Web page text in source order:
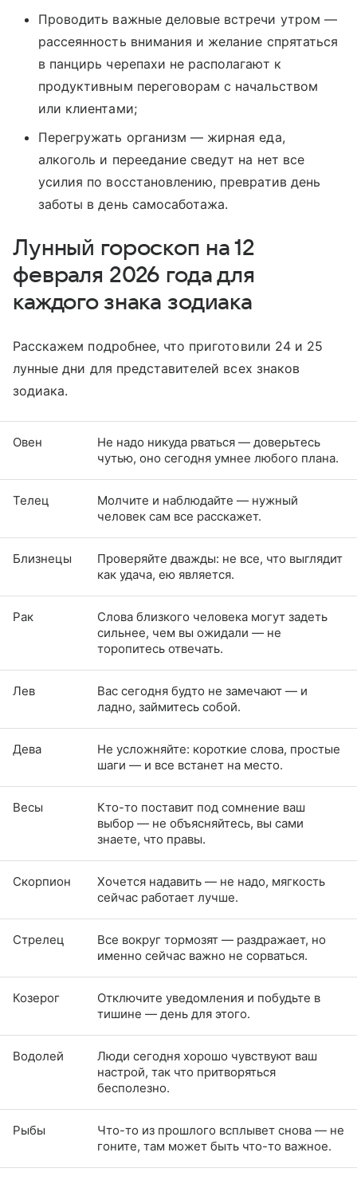
Проводить важные деловые встречи утром —
рассеянность внимания и желание спрятаться
в панцирь черепахи не располагают к
продуктивным переговорам с начальством
или клиентами;
Перегружать организм — жирная еда,
алкоголь и переедание сведут на нет все
усилия по восстановлению, превратив день
заботы в день самосаботажа.
Лунный гороскоп на 12
февраля 2026 года для
каждого знака зодиака
Расскажем подробнее, что приготовили 24 и 25
лунные дни для представителей всех знаков
зодиака.
Овен
Не надо никуда рваться — доверьтесь
чутью, оно сегодня умнее любого плана.
Телец
Молчите и наблюдайте — нужный
человек сам все расскажет.
Близнецы
Проверяйте дважды: не все, что выглядит
как удача, ею является.
Рак
Слова близкого человека могут задеть
сильнее, чем вы ожидали — не
торопитесь отвечать.
Лев
Вас сегодня будто не замечают — и
ладно, займитесь собой.
Дева
Не усложняйте: короткие слова, простые
шаги — и все встанет на место.
Весы
Кто-то поставит под сомнение ваш
выбор — не объясняйтесь, вы сами
знаете, что правы.
Скорпион
Хочется надавить — не надо, мягкость
сейчас работает лучше.
Стрелец
Все вокруг тормозят — раздражает, но
именно сейчас важно не сорваться.
Козерог
Отключите уведомления и побудьте в
тишине — день для этого.
Водолей
Люди сегодня хорошо чувствуют ваш
настрой, так что притворяться
бесполезно.
Рыбы
Что-то из прошлого всплывет снова — не
гоните, там может быть что-то важное.